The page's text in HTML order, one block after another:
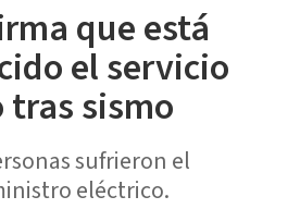
que está
el servicio
sismo
sufrieron el
eléctrico.